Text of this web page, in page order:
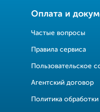
Оплата и
Частые вопросы
Правила сервиса
Пользовательское
Агентский договор
Политика